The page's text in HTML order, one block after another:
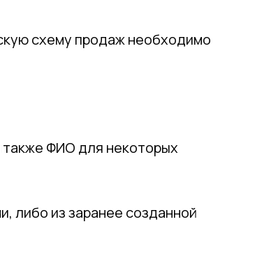
схему продаж необходимо
ФИО для некоторых
либо из заранее созданной